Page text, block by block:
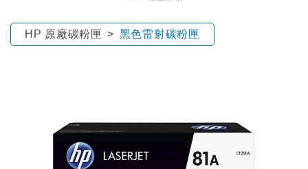
HP 原廠碳粉匣 黑色雷射碳粉匣